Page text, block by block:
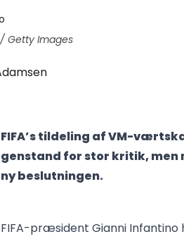
Getty Images
FIFA’s tildeling af VM-
genstand for stor kritik,
ny beslutningen.
FIFA-præsident Gianni